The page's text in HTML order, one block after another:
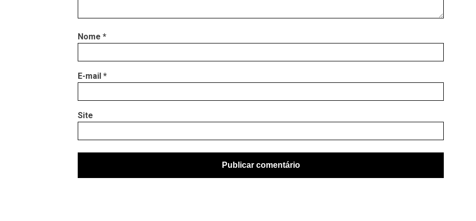
Nome *
E-mail *
Site